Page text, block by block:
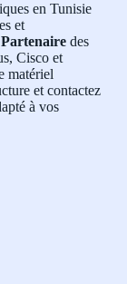
en Tunisie
et
Partenaire des
Cisco et
matériel
et contactez
à vos